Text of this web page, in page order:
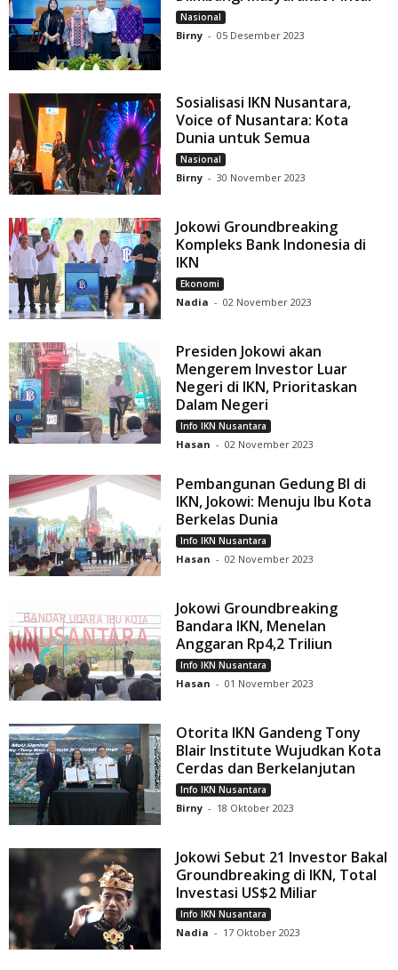
Nasional
Birny - 05 Desember 2023
Sosialisasi IKN Nusantara,
Voice of Nusantara: Kota
Dunia untuk Semua
Nasional
Birny - 30 November 2023
Jokowi Groundbreaking
Kompleks Bank Indonesia di
IKN
Ekonomi
Nadia - 02 November 2023
Presiden Jokowi akan
Mengerem Investor Luar
Negeri di IKN, Prioritaskan
Dalam Negeri
Info IKN Nusantara
Hasan - 02 November 2023
Pembangunan Gedung BI di
IKN, Jokowi: Menuju Ibu Kota
Berkelas Dunia
Info IKN Nusantara
Hasan - 02 November 2023
Jokowi Groundbreaking
Bandara IKN, Menelan
Anggaran Rp4,2 Triliun
Info IKN Nusantara
Hasan - 01 November 2023
Otorita IKN Gandeng Tony
Blair Institute Wujudkan Kota
Cerdas dan Berkelanjutan
Info IKN Nusantara
Birny - 18 Oktober 2023
Jokowi Sebut 21 Investor Bakal
Groundbreaking di IKN, Total
Investasi US$2 Miliar
Info IKN Nusantara
Nadia - 17 Oktober 2023